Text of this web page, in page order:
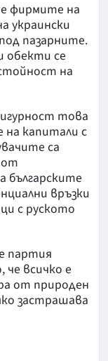
фирмите на
украински
пазарните.
обекти се
на
това
на капитали с
са
от
българските
връзки
с руското
партия
че всичко е
от природен
застрашава